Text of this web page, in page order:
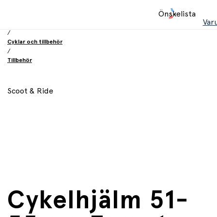
Önskelista
/
Cyklar och tillbehör
/
Tillbehör
Scoot & Ride
Cykelhjälm 51-